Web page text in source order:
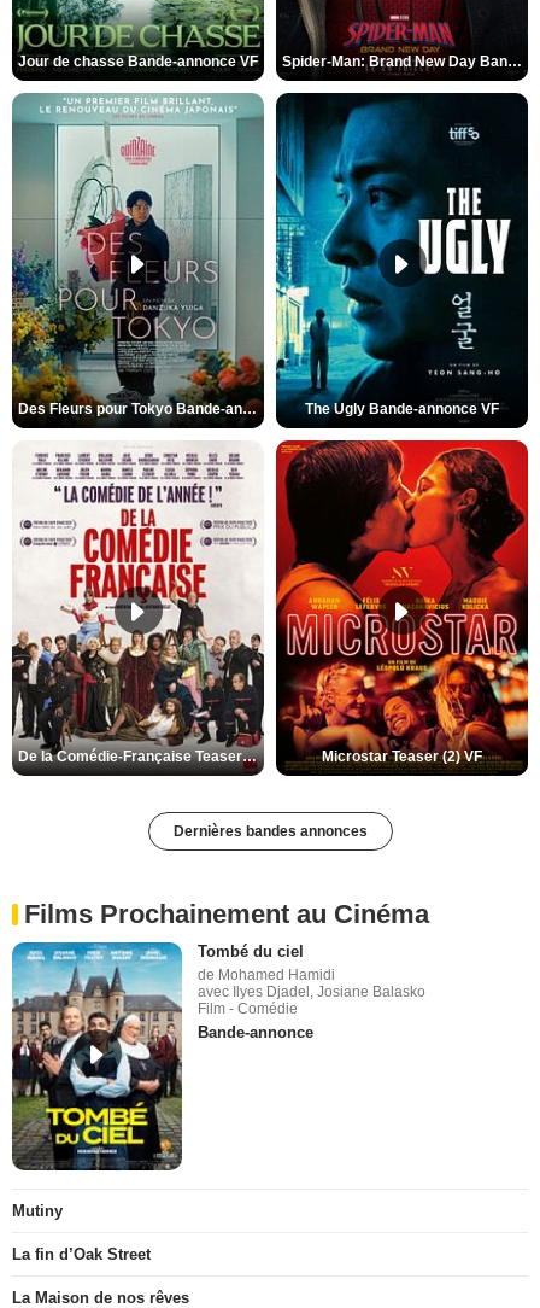
Jour de chasse Bande-annonce VF Spider-Man: Brand New Day Bande-annonce (3) VO STFR
Des Fleurs pour Tokyo Bande-annonce VO STFR The Ugly Bande-annonce VF
De la Comédie-Française Teaser (3) VF Microstar Teaser (2) VF
Dernières bandes annonces
Films Prochainement au Cinéma
Tombé du ciel
de Mohamed Hamidi
avec Ilyes Djadel, Josiane Balasko
Film - Comédie
Bande-annonce
Mutiny
La fin d’Oak Street
La Maison de nos rêves